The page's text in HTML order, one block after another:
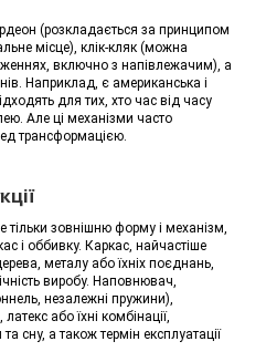
(розкладається за принципом
місце), клік-кляк (можна
включно з напівлежачим), а
Наприклад, є американська і
для тих, хто час від часу
Але ці механізми часто
трансформацією.
тільки зовнішню форму і механізм,
і оббивку. Каркас, найчастіше
металу або їхніх поєднань,
виробу. Наповнювач,
незалежні пружини),
латекс або їхні комбінації,
сну, а також термін експлуатації